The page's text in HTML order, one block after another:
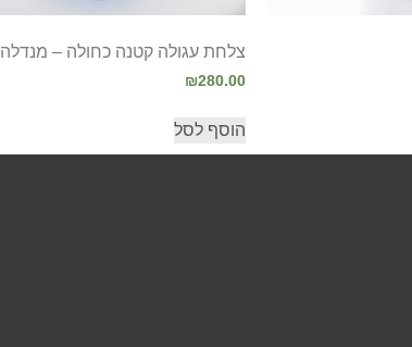
צלחת עגולה קטנה כחולה – מנדלה
₪280.00
הוסף לסל